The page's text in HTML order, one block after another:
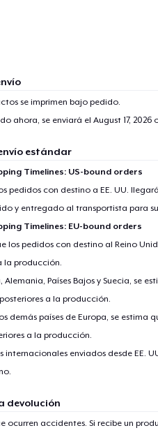
se imprimen bajo pedido.
ahora, se enviará el August 17, 2026
estándar
Timelines: US-bound orders
pedidos con destino a EE. UU.
y entregado al transportista para
Timelines: EU-bound orders
los pedidos con destino al Reino
la producción.
Alemania, Países Bajos y Suecia, se
a la producción.
demás países de Europa, se estima
a la producción.
internacionales enviados desde EE.
devolución
ocurren accidentes. Si recibe un